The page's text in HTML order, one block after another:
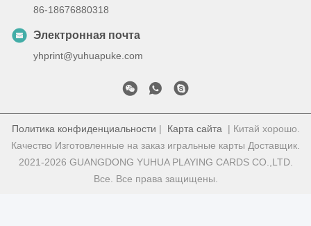
86-18676880318
Электронная почта
yhprint@yuhuapuke.com
Политика конфиденциальности | Карта сайта | Китай хорошо.
Качество Изготовленные на заказ игральные карты Доставщик.
2021-2026 GUANGDONG YUHUA PLAYING CARDS CO.,LTD.
Все. Все права защищены.